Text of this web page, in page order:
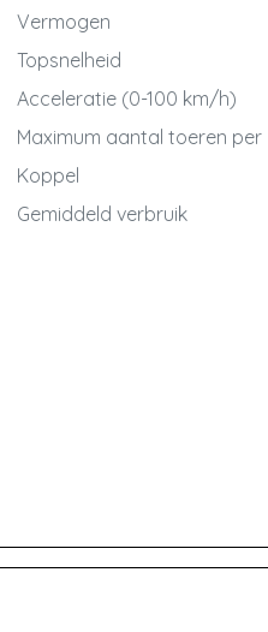
Vermogen
Topsnelheid
Acceleratie (0-100 km/h)
Maximum aantal toeren per
Koppel
Gemiddeld verbruik